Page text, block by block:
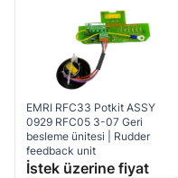
EMRI RFC33 Potkit ASSY
0929 RFC05 3-07 Geri
besleme ünitesi | Rudder
feedback unit
İstek üzerine fiyat